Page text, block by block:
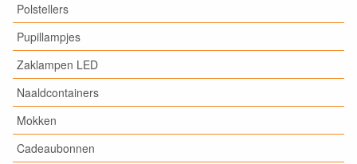
Polstellers
Pupillampjes
Zaklampen LED
Naaldcontainers
Mokken
Cadeaubonnen